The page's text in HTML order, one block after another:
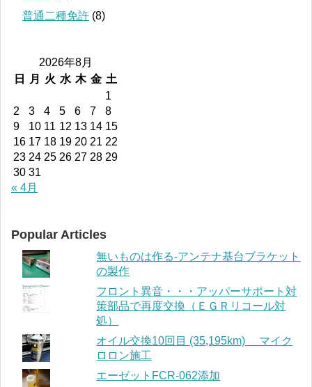
普通二種免許 (8)
2026年8月
日
月 火 水 木 金 土
1
2
3 4 5 6 7
8
9
10 11 12 13 14 15
16 17 18 19 20 21 22
23 24 25 26 27 28 29
30 31
« 4月
Popular Articles
無いものは作る-アンテナ基台ブラケット
の製作
フロント異音・・・アッパーサポート対
策部品で再度交換（ＥＧＲリコール対
処）
オイル交換10回目 (35,195km) マイク
ロロン施工
エーゼットFCR-062添加